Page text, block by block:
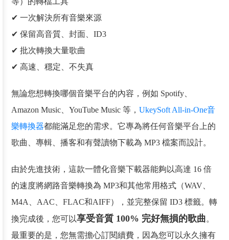
✔ 一次解決所有音樂來源
✔ 保留高音質、封面、ID3
✔ 批次轉換大量歌曲
✔ 高速、穩定、不失真
無論您想轉換哪個音樂平台的內容，例如 Spotify、
Amazon Music、YouTube Music 等，UkeySoft All-in-One音
樂轉換器都能滿足您的需求。它專為將任何音樂平台上的
歌曲、專輯、播客和有聲讀物下載為 MP3 檔案而設計。
由於先進技術，這款一體化音樂下載器能夠以高達 16 倍
的速度將網路音樂轉換為 MP3和其他常用格式（WAV、
M4A、AAC、FLAC和AIFF），並完整保留 ID3 標籤。轉
換完成後，您可以享受音質 100% 完好無損的歌曲。
最重要的是，您無需擔心訂閱續費，因為您可以永久擁有